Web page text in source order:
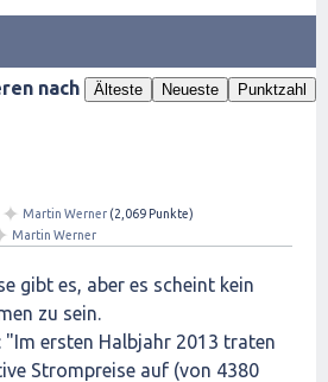
nach Älteste Neueste Punktzahl
✦ Martin Werner (2,069 Punkte)
Martin Werner
gibt es, aber es scheint kein
zu sein.
ersten Halbjahr 2013 traten
Strompreise auf (von 4380